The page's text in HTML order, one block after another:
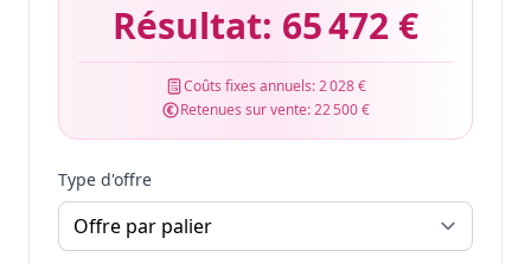
Résultat: 65 472 €
Coûts fixes annuels:2 028 €
Retenues sur vente:22 500 €
Type d'offre